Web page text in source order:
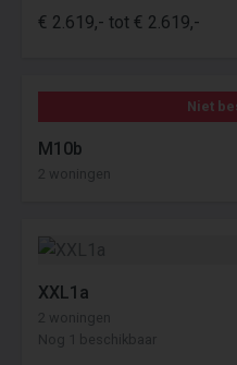
€ 2.619,- tot € 2.619,-
Niet
M10b
2 woningen
XXL1a
2 woningen
Nog 1 beschikbaar